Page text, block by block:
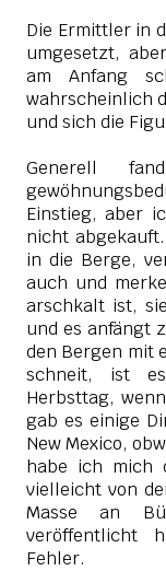
Die Ermittler in
umgesetzt,
am Anfang
wahrscheinlich
und sich die
Generell
Einstieg, aber
nicht
in die Berge,
auch und
arschkalt ist,
und es anfängt
den Bergen mit
schneit, ist
Herbsttag,
gab es einige
New Mexico,
habe ich mich
vielleicht von
Masse an
veröffentlicht
Fehler.